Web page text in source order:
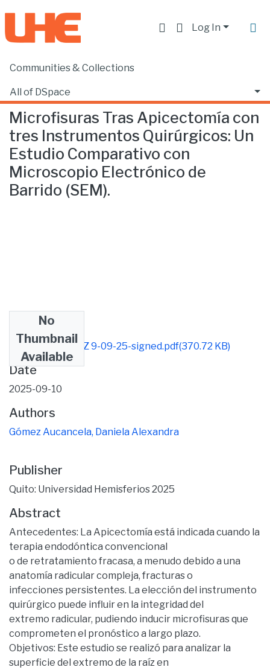
Log In
Communities & Collections
All of DSpace
Statistics
Home
Microfisuras Tras Apicectomía con
tres Instrumentos Quirúrgicos: Un
Estudio Comparativo con
Microscopio Electrónico de
Barrido (SEM).
No
Thumbnail
Available
DANIELA GÓMEZ 9-09-25-signed.pdf(370.72 KB)
Date
2025-09-10
Authors
Gómez Aucancela, Daniela Alexandra
Publisher
Quito: Universidad Hemisferios 2025
Abstract
Antecedentes: La Apicectomía está indicada cuando la
terapia endodóntica convencional
o de retratamiento fracasa, a menudo debido a una
anatomía radicular compleja, fracturas o
infecciones persistentes. La elección del instrumento
quirúrgico puede influir en la integridad del
extremo radicular, pudiendo inducir microfisuras que
comprometen el pronóstico a largo plazo.
Objetivos: Este estudio se realizó para analizar la
superficie del extremo de la raíz en